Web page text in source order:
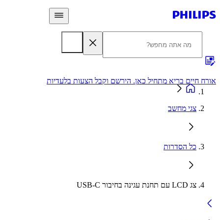
חיים בריא מתחיל כאן. הירשם וקבל הצעות בלעדיות
צגי מחשב
כל הסדרות
צג LCD עם תחנת עגינה בחיבור USB-C